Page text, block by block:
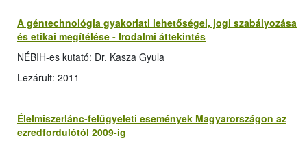
A géntechnológia gyakorlati lehetőségei, jogi szabályozása
és etikai megítélése - Irodalmi áttekintés
NÉBIH-es kutató: Dr. Kasza Gyula
Lezárult: 2011
Élelmiszerlánc-felügyeleti események Magyarországon az
ezredfordulótól 2009-ig